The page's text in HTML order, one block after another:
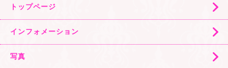
トップページ
インフォメーション
写真